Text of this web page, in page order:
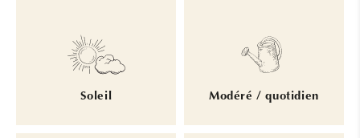
Soleil Modéré / quotidien